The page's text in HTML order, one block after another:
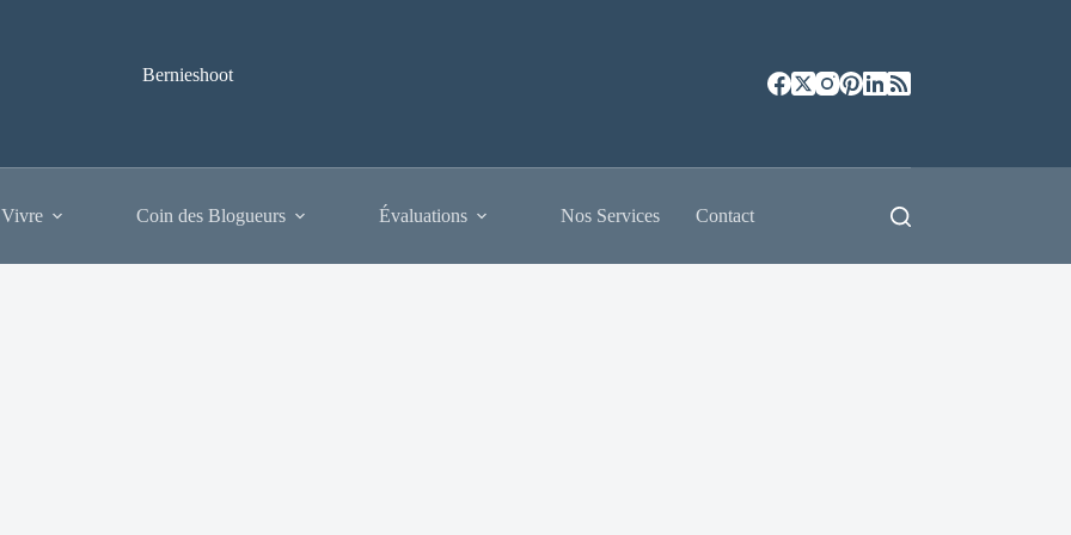
Bernieshoot
Coin des Blogueurs Évaluations Nos Services Contact